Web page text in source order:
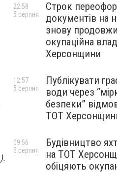
).
Строк
документів на
знову
окупаційна
Херсонщини
22:58
5 серпня
Публікувати
води через
безпеки”
ТОТ
12:57
5 серпня
Будівництво
на ТОТ
обіцяють
09:56
5 серпня